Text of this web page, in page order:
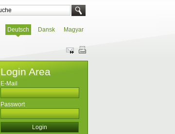
Deutsch Dansk Magyar
Login Area
E-Mail
Passwort